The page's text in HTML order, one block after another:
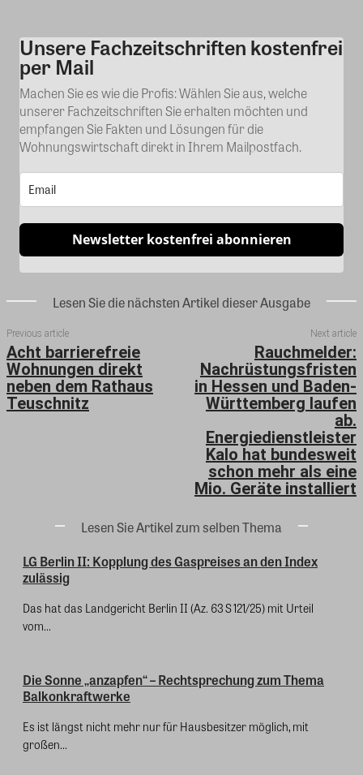
Kommentar
Unsere Fachzeitschriften kostenfrei
per Mail
Machen Sie es wie die Profis: Wählen Sie aus, welche
unserer Fachzeitschriften Sie erhalten möchten und
empfangen Sie Fakten und Lösungen für die
Wohnungswirtschaft direkt in Ihrem Mailpostfach.
Newsletter kostenfrei abonnieren
Lesen Sie die nächsten Artikel dieser Ausgabe
Previous article
Acht barrierefreie
Wohnungen direkt
neben dem Rathaus
Teuschnitz
Next article
Rauchmelder:
Nachrüstungsfristen
in Hessen und Baden-
Württemberg laufen
ab.
Energiedienstleister
Kalo hat bundesweit
schon mehr als eine
Mio. Geräte installiert
Lesen Sie Artikel zum selben Thema
LG Berlin II: Kopplung des Gaspreises an den Index
zulässig
Das hat das Landgericht Berlin II (Az. 63 S 121/25) mit Urteil
vom...
Die Sonne „anzapfen“ – Rechtsprechung zum Thema
Balkonkraftwerke
Es ist längst nicht mehr nur für Hausbesitzer möglich, mit
großen...